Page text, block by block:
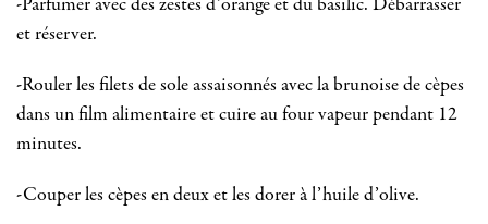
-Parfumer avec des zestes d’orange et du basilic. Débarrasser
et réserver.
-Rouler les filets de sole assaisonnés avec la brunoise de cèpes
dans un film alimentaire et cuire au four vapeur pendant 12
minutes.
-Couper les cèpes en deux et les dorer à l’huile d’olive.